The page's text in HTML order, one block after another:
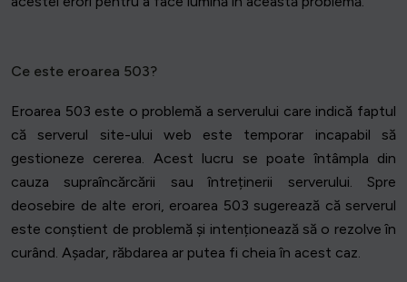
Ce este eroarea 503?
Eroarea 503 este o problemă a serverului care indică faptul
că serverul site-ului web este temporar incapabil să
gestioneze cererea. Acest lucru se poate întâmpla din
cauza supraîncărcării sau întreținerii serverului. Spre
deosebire de alte erori, eroarea 503 sugerează că serverul
este conștient de problemă și intenționează să o rezolve în
curând. Așadar, răbdarea ar putea fi cheia în acest caz.